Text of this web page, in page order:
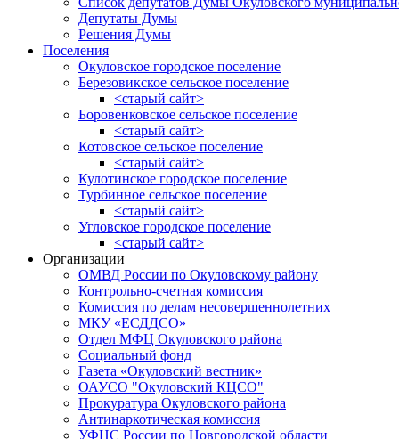
Депутаты Думы
Решения Думы
Поселения
Окуловское городское поселение
Березовикское сельское поселение
<старый сайт>
Боровенковское сельское поселение
<старый сайт>
Котовское сельское поселение
<старый сайт>
Кулотинское городское поселение
Турбинное сельское поселение
<старый сайт>
Угловское городское поселение
<старый сайт>
Организации
ОМВД России по Окуловскому району
Контрольно-счетная комиссия
Комиссия по делам несовершеннолетних
МКУ «ЕСДДСО»
Отдел МФЦ Окуловского района
Социальный фонд
Газета «Окуловский вестник»
ОАУСО "Окуловский КЦСО"
Прокуратура Окуловского района
Антинаркотическая комиссия
УФНС России по Новгородской области